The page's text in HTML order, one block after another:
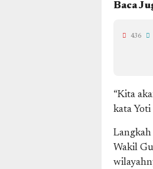
Baca
436
“Kita
kata
Wakil